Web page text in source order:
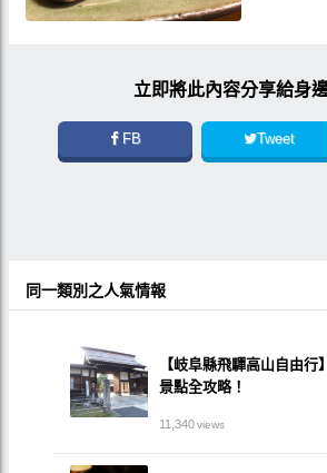
立即將此內容分享給身
FB Tweet
同一類別之人氣情報
【岐阜縣飛驒高山自由
景點全攻略！
11,340views